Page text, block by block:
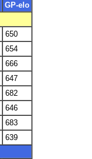
GP-elo
650
654
666
647
682
646
683
639